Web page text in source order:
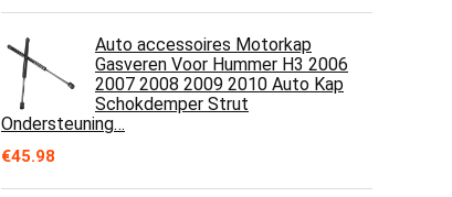
Auto accessoires Motorkap
Gasveren Voor Hummer H3 2006
2007 2008 2009 2010 Auto Kap
Schokdemper Strut
Ondersteuning…
€45.98